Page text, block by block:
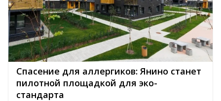
Спасение для аллергиков: Янино станет
пилотной площадкой для эко-
стандарта